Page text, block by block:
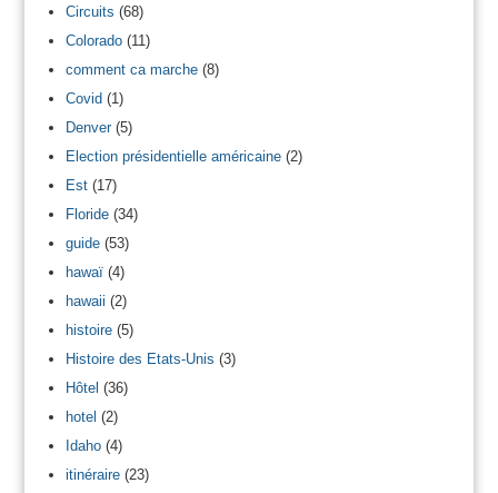
Circuits (68)
Colorado(11)
comment ca marche(8)
Covid(1)
Denver(5)
Election présidentielle américaine(2)
Est(17)
Floride(34)
guide(53)
hawaï(4)
hawaii (2)
histoire(5)
Histoire des Etats-Unis (3)
Hôtel (36)
hotel (2)
Idaho(4)
itinéraire(23)